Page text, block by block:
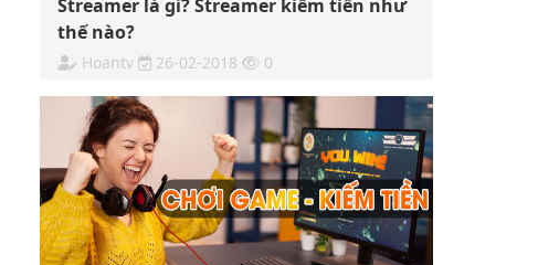
Streamer là gì? Streamer kiếm tiền như
thế nào?
Hoantv 26-02-2018 0